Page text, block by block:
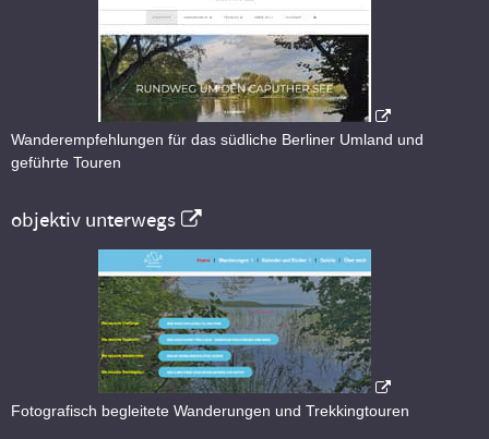
Wanderempfehlungen für das südliche Berliner Umland und
geführte Touren
objektiv unterwegs
Fotografisch begleitete Wanderungen und Trekkingtouren